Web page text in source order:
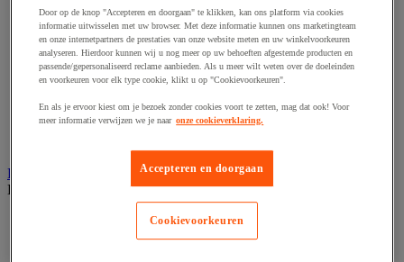
Afzetpaal met band
Afzetpaal met bord
Afzetpaal met ketting
Afzetpaal met koord
Beschermende afscherming
Modulaire afscherming
Muurhouder met riem
Bescherming en demper
Bekijk de hele productgroep
Door op de knop "Accepteren en doorgaan" te klikken, kan ons platform via cookies
informatie uitwisselen met uw browser. Met deze informatie kunnen ons marketingteam
en onze internetpartners de prestaties van onze website meten en uw winkelvoorkeuren
analyseren. Hierdoor kunnen wij u nog meer op uw behoeften afgestemde producten en
passende/gepersonaliseerd reclame aanbieden. Als u meer wilt weten over de doeleinden
en voorkeuren voor elk type cookie, klikt u op "Cookievoorkeuren".
En als je ervoor kiest om je bezoek zonder cookies voort te zetten, mag dat ook! Voor
meer informatie verwijzen we je naar onze cookieverklaring.
Accepteren en doorgaan
Cookievoorkeuren